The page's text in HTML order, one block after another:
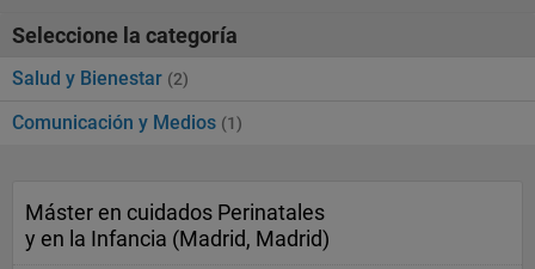
Seleccione la categoría
Salud y Bienestar (2)
Comunicación y Medios (1)
Máster en cuidados Perinatales
y en la Infancia (Madrid, Madrid)